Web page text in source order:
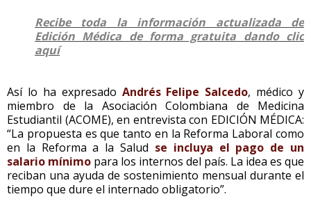
Recibe toda la información actualizada de
Edición Médica de forma gratuita dando clic
aquí
Así lo ha expresado Andrés Felipe Salcedo, médico y
miembro de la Asociación Colombiana de Medicina
Estudiantil (ACOME), en entrevista con EDICIÓN MÉDICA:
“La propuesta es que tanto en la Reforma Laboral como
en la Reforma a la Salud se incluya el pago de un
salario mínimo para los internos del país. La idea es que
reciban una ayuda de sostenimiento mensual durante el
tiempo que dure el internado obligatorio”.